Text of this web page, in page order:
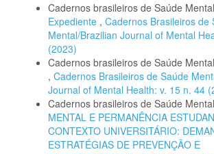
Cadernos brasileiros de Saúde
Expediente , Cadernos Brasileiros de
Mental/Brazilian Journal of Mental
(2023)
Cadernos brasileiros de Saúde
, Cadernos Brasileiros de Saúde
Journal of Mental Health: v. 15 n. 44
Cadernos brasileiros de Saúde
MENTAL E PERMANÊNCIA
CONTEXTO UNIVERSITÁRIO:
ESTRATÉGIAS DE PREVENÇÃO E